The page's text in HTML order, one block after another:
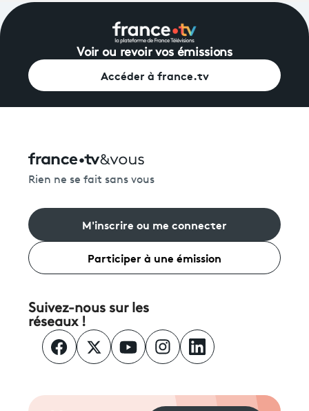
Voir ou revoir vos émissions
Accéder à france.tv
Rien ne se fait sans vous
M'inscrire ou me connecter
Participer à une émission
Suivez-nous sur les
réseaux !